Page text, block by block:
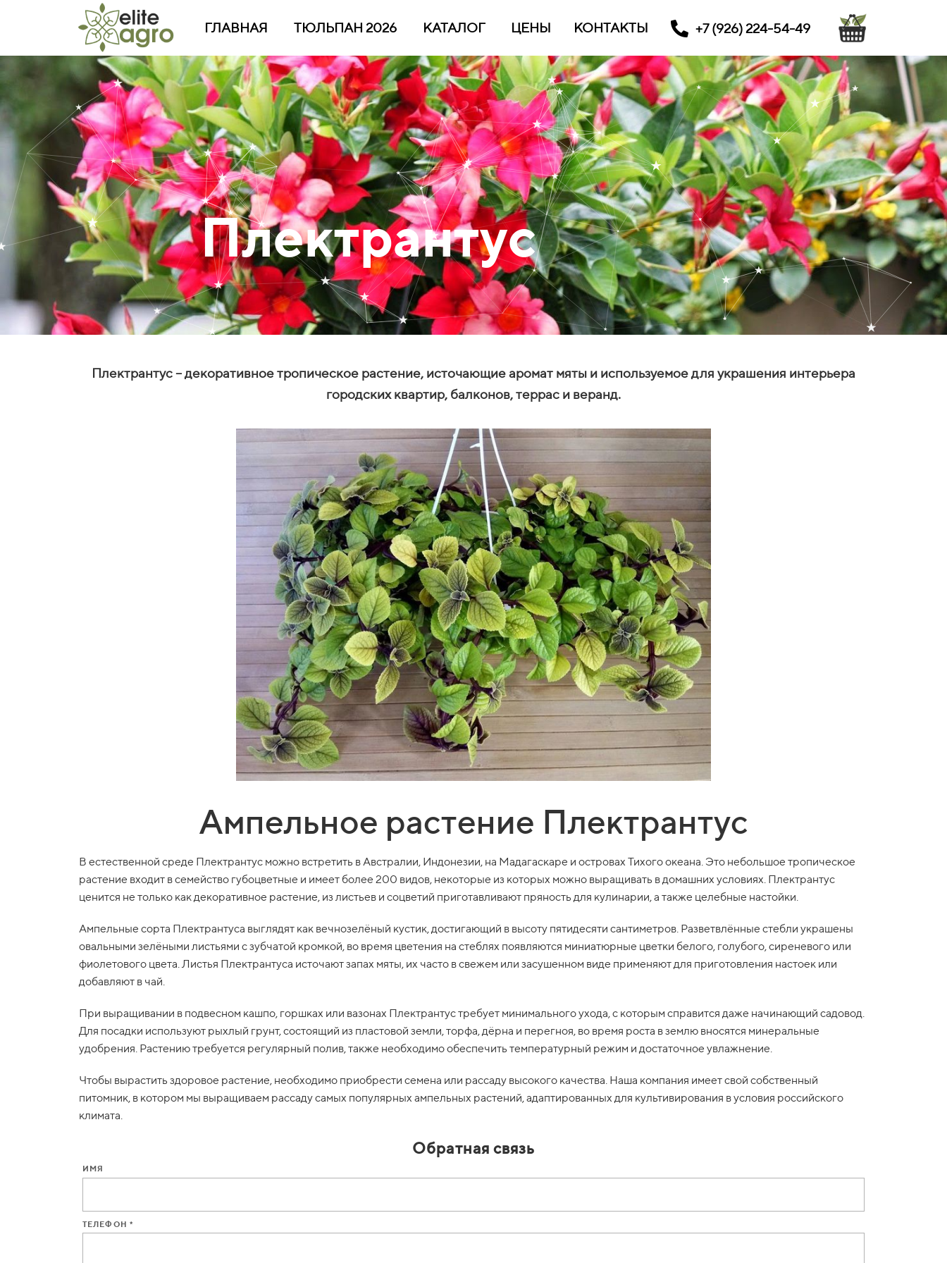
ГЛАВНАЯ ТЮЛЬПАН 2026 КАТАЛОГ ЦЕНЫ КОНТАКТЫ +7 (926) 224-54-49
Плектрантус
Плектрантус – декоративное тропическое растение, источающие аромат мяты и используемое для украшения интерьера
городских квартир, балконов, террас и веранд.
Ампельное растение Плектрантус
В естественной среде Плектрантус можно встретить в Австралии, Индонезии, на Мадагаскаре и островах Тихого океана. Это небольшое тропическое
растение входит в семейство губоцветные и имеет более 200 видов, некоторые из которых можно выращивать в домашних условиях. Плектрантус
ценится не только как декоративное растение, из листьев и соцветий приготавливают пряность для кулинарии, а также целебные настойки.
Ампельные сорта Плектрантуса выглядят как вечнозелёный кустик, достигающий в высоту пятидесяти сантиметров. Разветвлённые стебли украшены
овальными зелёными листьями с зубчатой кромкой, во время цветения на стеблях появляются миниатюрные цветки белого, голубого, сиреневого или
фиолетового цвета. Листья Плектрантуса источают запах мяты, их часто в свежем или засушенном виде применяют для приготовления настоек или
добавляют в чай.
При выращивании в подвесном кашпо, горшках или вазонах Плектрантус требует минимального ухода, с которым справится даже начинающий садовод.
Для посадки используют рыхлый грунт, состоящий из пластовой земли, торфа, дёрна и перегноя, во время роста в землю вносятся минеральные
удобрения. Растению требуется регулярный полив, также необходимо обеспечить температурный режим и достаточное увлажнение.
Чтобы вырастить здоровое растение, необходимо приобрести семена или рассаду высокого качества. Наша компания имеет свой собственный
питомник, в котором мы выращиваем рассаду самых популярных ампельных растений, адаптированных для культивирования в условия российского
климата.
Обратная связь
ИМЯ
ТЕЛЕФОН *